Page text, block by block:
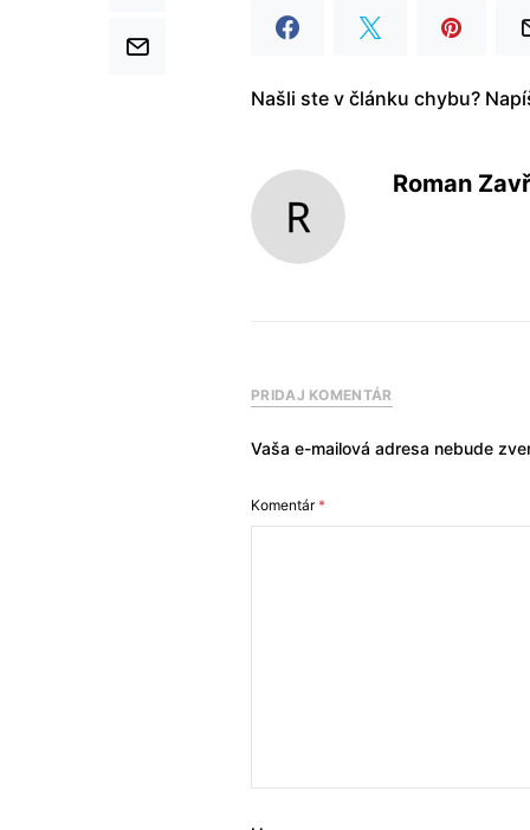
Našli ste v článku chybu?
Roman
PRIDAJ KOMENTÁR
Vaša e-mailová adresa nebude
Komentár*